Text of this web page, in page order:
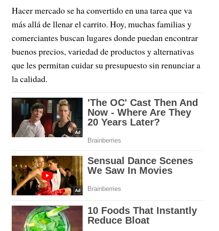
Hacer mercado se ha convertido en una tarea que va
más allá de llenar el carrito. Hoy, muchas familias y
comerciantes buscan lugares donde puedan encontrar
buenos precios, variedad de productos y alternativas
que les permitan cuidar su presupuesto sin renunciar a
la calidad.